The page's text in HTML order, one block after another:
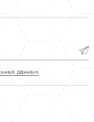
данных